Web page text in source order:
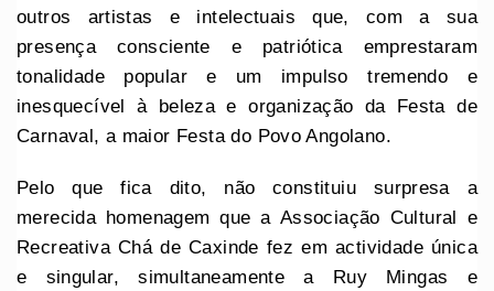
outros artistas e intelectuais que, com a sua
presença consciente e patriótica emprestaram
tonalidade popular e um impulso tremendo e
inesquecível à beleza e organização da Festa de
Carnaval, a maior Festa do Povo Angolano.
Pelo que fica dito, não constituiu surpresa a
merecida homenagem que a Associação Cultural e
Recreativa Chá de Caxinde fez em actividade única
e singular, simultaneamente a Ruy Mingas e